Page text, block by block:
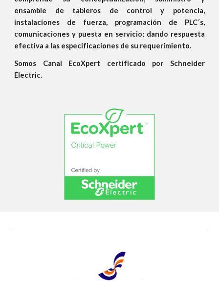
ensamble de tableros de control y potencia,
instalaciones de fuerza, programación de PLC´s,
comunicaciones y puesta en servicio; dando respuesta
efectiva a las especificaciones de su requerimiento.
Somos Canal EcoXpert certificado por Schneider
Electric.